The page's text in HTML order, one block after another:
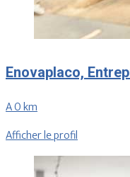
Enovaplaco,
A 0 km
Afficher le profil